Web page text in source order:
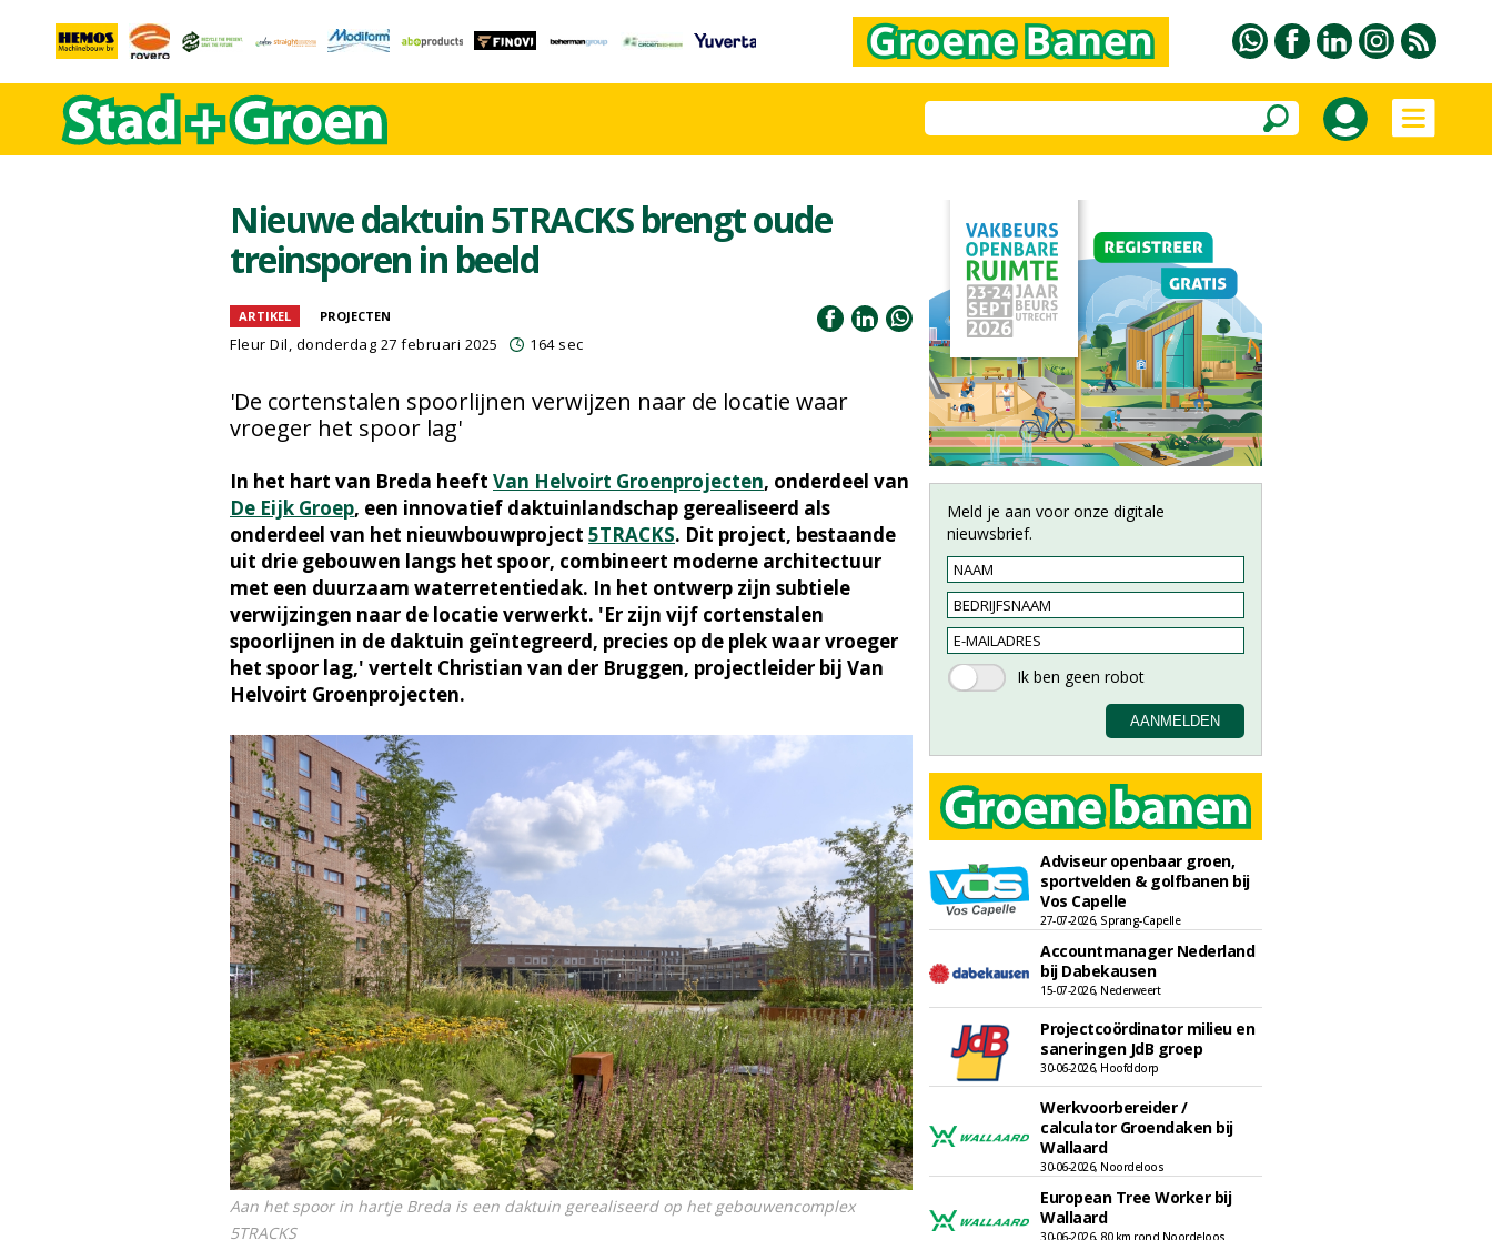
Nieuwe daktuin 5TRACKS brengt oude
treinsporen in beeld
ARTIKEL PROJECTEN
Fleur Dil, donderdag 27 februari 2025 164 sec
'De cortenstalen spoorlijnen verwijzen naar de locatie waar
vroeger het spoor lag'
In het hart van Breda heeft Van Helvoirt Groenprojecten, onderdeel van
De Eijk Groep, een innovatief daktuinlandschap gerealiseerd als
onderdeel van het nieuwbouwproject 5TRACKS. Dit project, bestaande
uit drie gebouwen langs het spoor, combineert moderne architectuur
met een duurzaam waterretentiedak. In het ontwerp zijn subtiele
verwijzingen naar de locatie verwerkt. 'Er zijn vijf cortenstalen
spoorlijnen in de daktuin geïntegreerd, precies op de plek waar vroeger
het spoor lag,' vertelt Christian van der Bruggen, projectleider bij Van
Helvoirt Groenprojecten.
Aan het spoor in hartje Breda is een daktuin gerealiseerd op het gebouwencomplex
5TRACKS
Meld je aan voor onze digitale
nieuwsbrief.
Adviseur openbaar groen,
sportvelden & golfbanen bij
Vos Capelle
27-07-2026, Sprang-Capelle
Accountmanager Nederland
bij Dabekausen
15-07-2026, Nederweert
Projectcoördinator milieu en
saneringen JdB groep
30-06-2026, Hoofddorp
Werkvoorbereider /
calculator Groendaken bij
Wallaard
30-06-2026, Noordeloos
European Tree Worker bij
Wallaard
30-06-2026, 80 km rond Noordeloos